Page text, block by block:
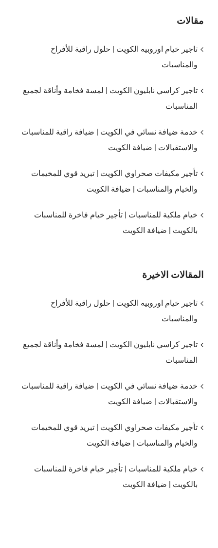
مقالات
تاجير خيام اوروبيه الكويت | حلول راقية للأفراح
والمناسبات
تاجير كراسي نابليون الكويت | لمسة فخامة وأناقة لجميع
المناسبات
خدمة ضيافة نسائي في الكويت | ضيافة راقية للمناسبات
والاستقبالات | ضيافة الكويت
تأجير مكيفات صحراوي الكويت | تبريد قوي للمخيمات
والخيام والمناسبات | ضيافة الكويت
خيام ملكية للمناسبات | تأجير خيام فاخرة للمناسبات
بالكويت | ضيافة الكويت
المقالات الاخيرة
تاجير خيام اوروبيه الكويت | حلول راقية للأفراح
والمناسبات
تاجير كراسي نابليون الكويت | لمسة فخامة وأناقة لجميع
المناسبات
خدمة ضيافة نسائي في الكويت | ضيافة راقية للمناسبات
والاستقبالات | ضيافة الكويت
تأجير مكيفات صحراوي الكويت | تبريد قوي للمخيمات
والخيام والمناسبات | ضيافة الكويت
خيام ملكية للمناسبات | تأجير خيام فاخرة للمناسبات
بالكويت | ضيافة الكويت